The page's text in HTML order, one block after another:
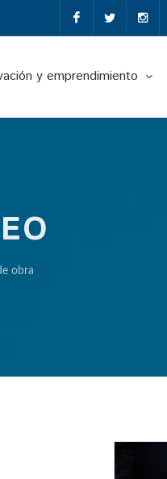
FacebookTwitter
y emprendimiento
obra